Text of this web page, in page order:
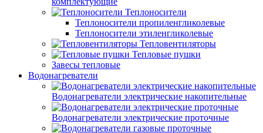
Теплоносители
Теплоносители пропиленгликолевые
Теплоносители этиленгликолевые
Тепловентиляторы
Тепловые пушки
Завесы тепловые
Водонагреватели
Водонагреватели электрические накопительные
Водонагреватели электрические проточные